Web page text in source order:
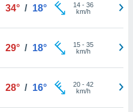
34° / 18° 14- 36
km/h
29° / 18° 15- 35
km/h
28° / 16° 20- 42
km/h